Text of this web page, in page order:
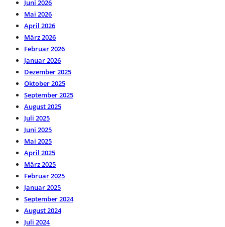
Juni 2026
Mai 2026
April 2026
März 2026
Februar 2026
Januar 2026
Dezember 2025
Oktober 2025
September 2025
August 2025
Juli 2025
Juni 2025
Mai 2025
April 2025
März 2025
Februar 2025
Januar 2025
September 2024
August 2024
Juli 2024